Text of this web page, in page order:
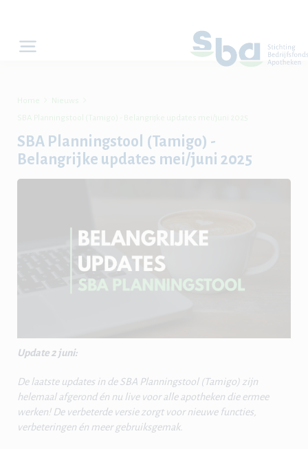
Home Nieuws
SBA Planningstool (Tamigo) - Belangrijke updates mei/juni 2025
SBA Planningstool (Tamigo) -
Belangrijke updates mei/juni 2025
Update 2 juni:
De laatste updates in de SBA Planningstool (Tamigo) zijn
helemaal afgerond én nu live voor alle apotheken die ermee
werken! De verbeterde versie zorgt voor nieuwe functies,
verbeteringen én meer gebruiksgemak.